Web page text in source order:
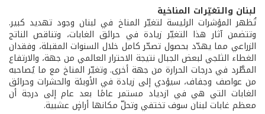
لبنان والتغيّرات المناخية
تُظهر المؤشرات الرئيسة لتغيّر المناخ في لبنان وجود تهديد كبير.
وتتضمن آثار هذا التغيّر زيادة في حرائق الغابات، وتناقص الناتج
الزراعي مما يهدّد بحصول تصحّر كامل خلال السنوات المقبلة، وفقدان
الغطاء الثلجي لبعض الجبال نتيجة الاحترار العالمي من جهة، والارتفاع
المطَّرد في درجات الحرارة من جهة أخرى. وتغيّر المناخ مع ما يُصاحبه
من عواصف وجفاف، سيؤدي إلى زيادة في الأوبئة والحشرات وحرائق
الغابات التي هي في ازدياد مستمر عامًا بعد عام إلى درجة أن
معظم غابات لبنان سوف تختفي وتحلّ مكانها أراضٍ عشبية.